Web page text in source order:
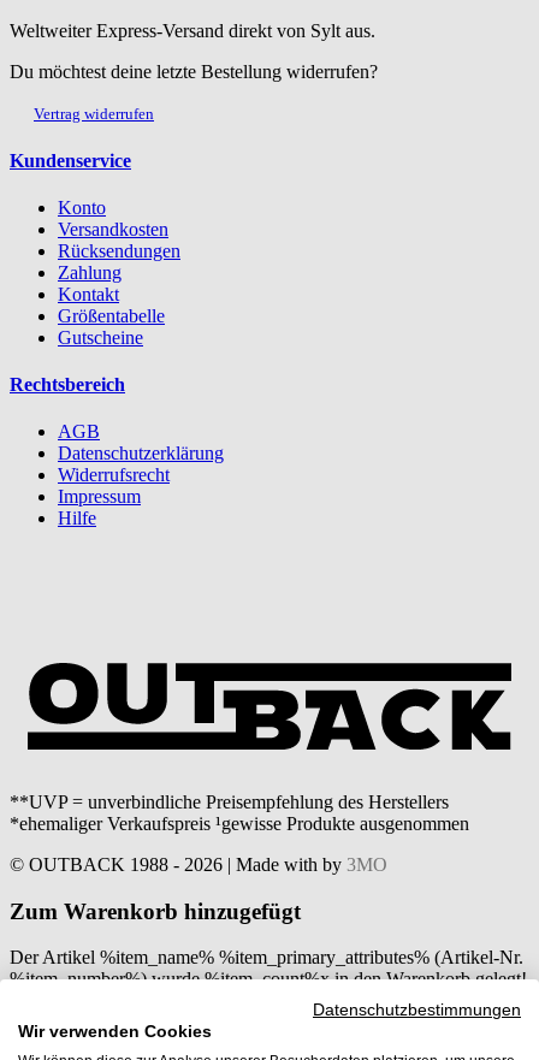
Weltweiter Express-Versand direkt von Sylt aus.
Du möchtest deine letzte Bestellung widerrufen?
Vertrag widerrufen
Kundenservice
Konto
Versandkosten
Rücksendungen
Zahlung
Kontakt
Größentabelle
Gutscheine
Rechtsbereich
AGB
Datenschutzerklärung
Widerrufsrecht
Impressum
Hilfe
**UVP = unverbindliche Preisempfehlung des Herstellers
*ehemaliger Verkaufspreis ¹gewisse Produkte ausgenommen
© OUTBACK 1988 - 2026 | Made with by 3MO
Zum Warenkorb hinzugefügt
Der Artikel %item_name% %item_primary_attributes% (Artikel-Nr.
%item_number%) wurde %item_count%x in den Warenkorb gelegt!
weiter einkaufen
zum Warenkorb
Datenschutzbestimmungen
Wir verwenden Cookies